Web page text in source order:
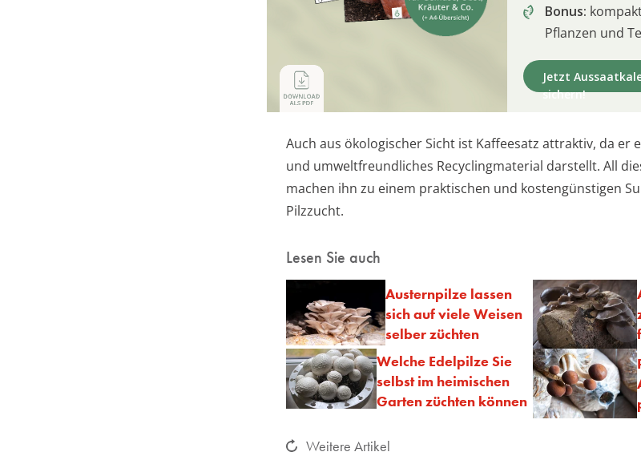
Bonus:
Pflanzen und
Jetzt
sichern!
Auch aus ökologischer Sicht ist Kaffeesatz attraktiv, da er
und umweltfreundliches Recyclingmaterial darstellt. All
machen ihn zu einem praktischen und kostengünstigen
Pilzzucht.
Lesen Sie auch
Austernpilze lassen
sich auf viele Weisen
selber züchten
Welche Edelpilze Sie
selbst im heimischen
Garten züchten können
Weitere Artikel